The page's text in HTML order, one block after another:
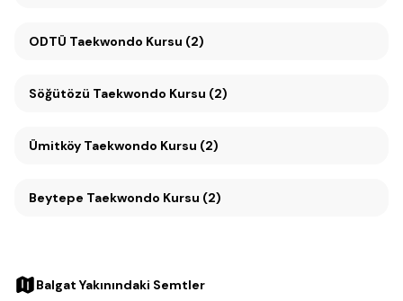
ODTÜ Taekwondo Kursu (2)
Söğütözü Taekwondo Kursu (2)
Ümitköy Taekwondo Kursu (2)
Beytepe Taekwondo Kursu (2)
Balgat Yakınındaki Semtler